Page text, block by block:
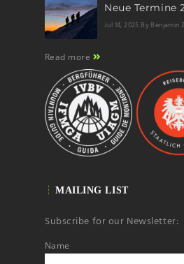
Jul 14, 2025 By Benjamin
Read more
MAILING LIST
Subscribe for our Newsletter:
Name